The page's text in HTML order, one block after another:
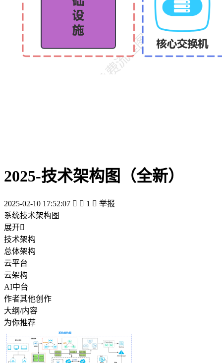
2025-技术架构图（全新）
2025-02-10 17:52:07   1  举报
系统技术架构图
展开
技术架构
总体架构
云平台
云架构
AI中台
作者其他创作
大纲/内容
为你推荐